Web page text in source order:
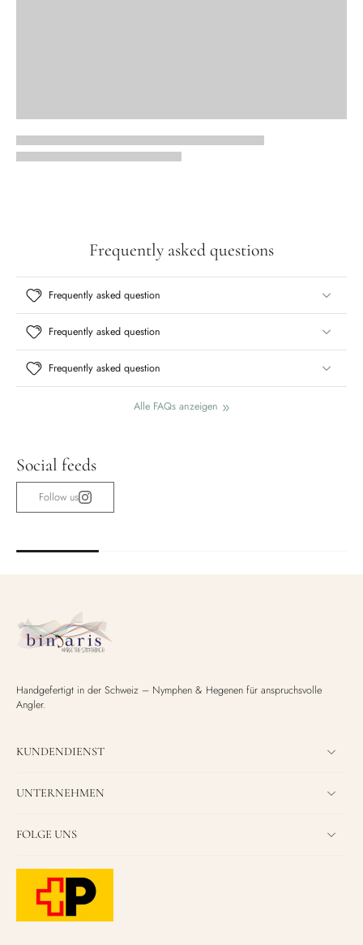
Frequently asked questions
Frequently asked question
Frequently asked question
Frequently asked question
Alle FAQs anzeigen
Social feeds
Follow us
Handgefertigt in der Schweiz – Nymphen & Hegenen für anspruchsvolle
Angler.
KUNDENDIENST
UNTERNEHMEN
FOLGE UNS